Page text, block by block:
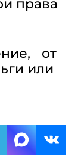
права
от
или